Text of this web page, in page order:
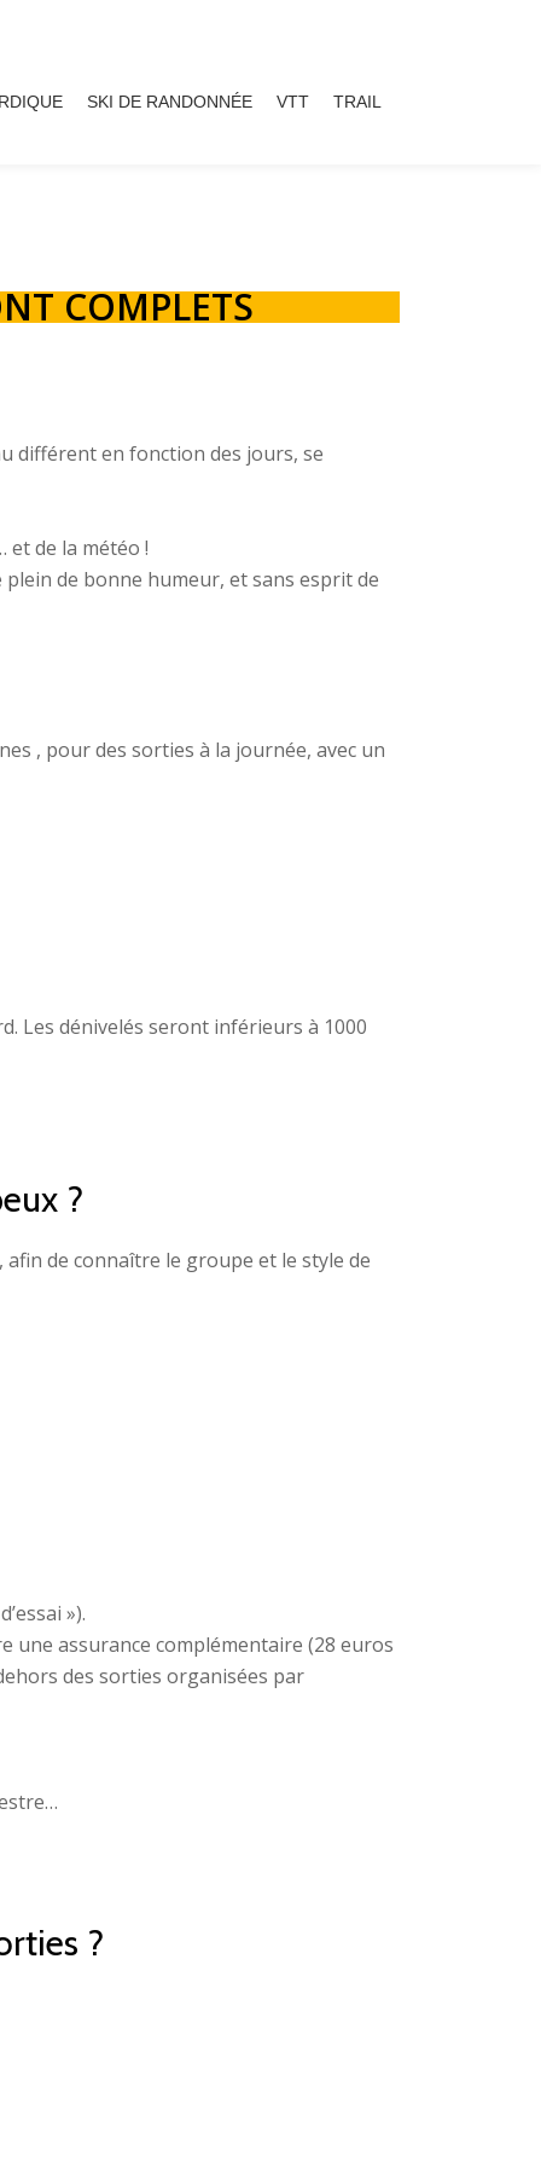
SKI DE RANDONNÉE VTT
TRAIL
COMPLETS
différent en fonction des jours, se
et de la météo !
plein de bonne humeur, et sans esprit de
, pour des sorties à la journée, avec un
Les dénivelés seront inférieurs à 1000
?
afin de connaître le groupe et le style de
»).
une assurance complémentaire (28 euros
des sorties organisées par
?